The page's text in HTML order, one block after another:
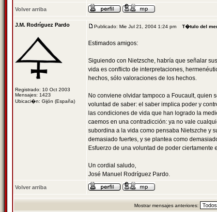
Volver arriba
J.M. Rodríguez Pardo
Registrado: 10 Oct 2003
Mensajes: 1423
Ubicaci�n: Gijón (España)
Publicado: Mie Jul 21, 2004 1:24 pm T�tulo del
Estimados amigos:
Siguiendo con Nietzsche, habría que señalar
vida es conflicto de interpretaciones,
hechos, sólo valoraciones de los hechos.
No conviene olvidar tampoco a Foucault, quien
voluntad de saber: el saber implica poder y
las condiciones de vida que han logrado la
caemos en una contradicción: ya no vale
subordina a la vida como pensaba Nietszche y
demasiado fuertes, y se plantea como
Esfuerzo de una voluntad de poder
Un cordial saludo,
José Manuel Rodríguez Pardo.
Volver arriba
Mostrar mensajes anteriores: